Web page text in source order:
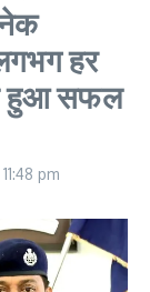
हर
हुआ सफल
11:48 pm